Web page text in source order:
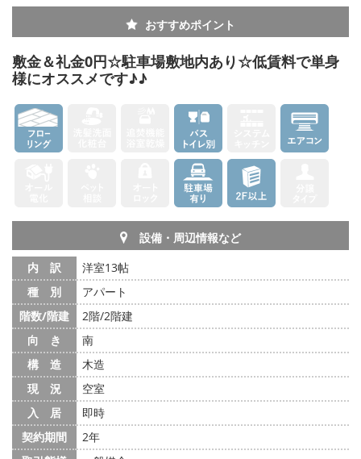
おすすめポイント
敷金＆礼金0円☆駐車場敷地内あり☆低賃料で単身
様にオススメです♪♪
設備・周辺情報など
内 訳
洋室13帖
種 別
アパート
階数/階建
2階/2階建
向 き
南
構 造
木造
現 況
空室
入 居
即時
契約期間
2年